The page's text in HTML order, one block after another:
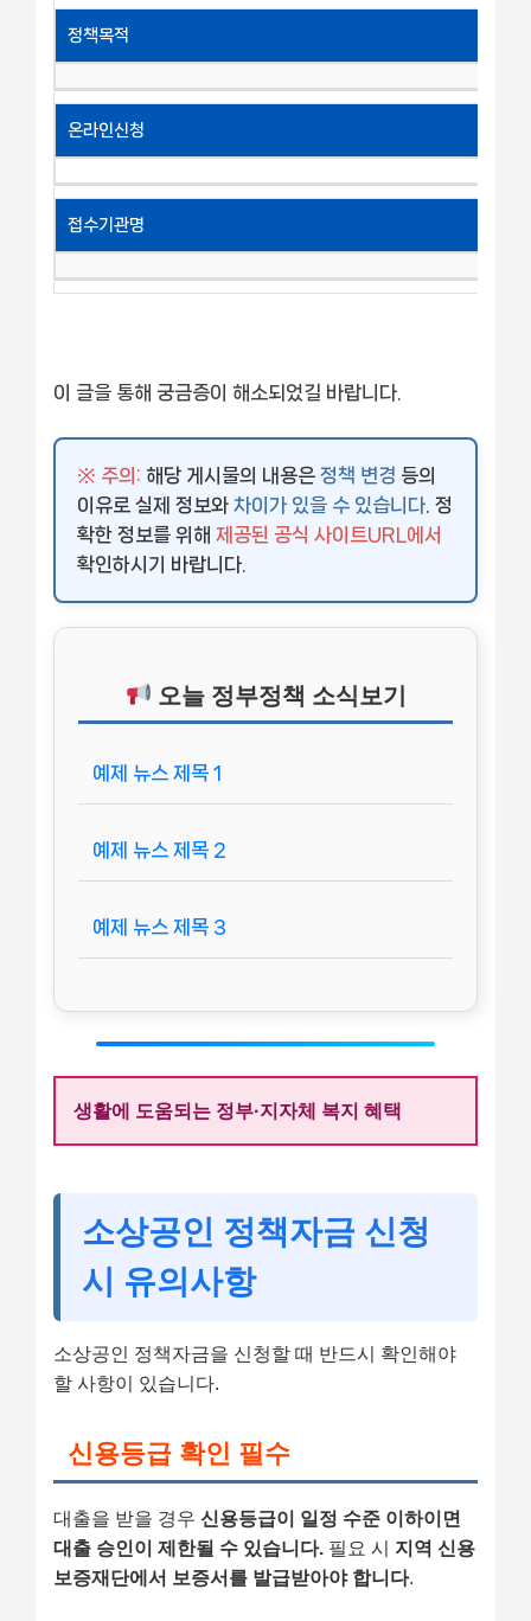
정책목적
온라인신청
접수기관명
이 글을 통해 궁금증이 해소되었길 바랍니다.
※ 주의: 해당 게시물의 내용은 정책 변경 등의
이유로 실제 정보와 차이가 있을 수 있습니다 . 정
확한 정보를 위해 제공된 공식 사이트URL에서
확인하시기 바랍니다.
오늘 정부정책 소식보기
예제 뉴스 제목 1
예제 뉴스 제목 2
예제 뉴스 제목 3
생활에 도움되는 정부·지자체 복지 혜택
소상공인 정책자금 신청
시 유의사항
소상공인 정책자금을 신청할 때 반드시 확인해야
할 사항이 있습니다.
신용등급 확인 필수
대출을 받을 경우 신용등급이 일정 수준 이하이면
대출 승인이 제한될 수 있습니다. 필요 시 지역 신용
보증재단에서 보증서를 발급받아야 합니다.